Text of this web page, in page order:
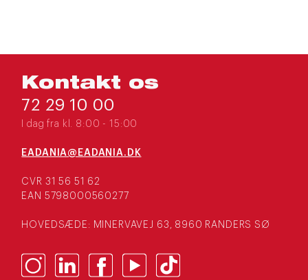
Kontakt os
72 29 10 00
I dag fra kl. 8:00 - 15:00
EADANIA@EADANIA.DK
CVR 31 56 51 62
EAN 5798000560277
HOVEDSÆDE: MINERVAVEJ 63, 8960 RANDERS SØ